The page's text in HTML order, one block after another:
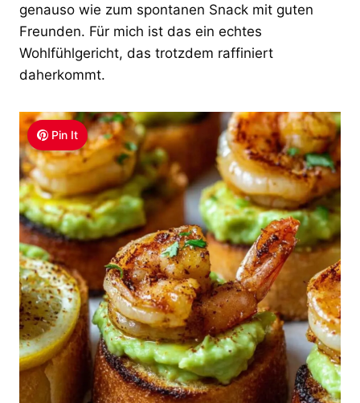
genauso wie zum spontanen Snack mit guten
Freunden. Für mich ist das ein echtes
Wohlfühlgericht, das trotzdem raffiniert
daherkommt.
Pin It